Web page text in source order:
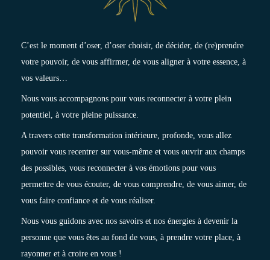
C’est le moment d’oser, d’oser choisir, de décider, de (re)prendre
votre pouvoir, de vous affirmer, de vous aligner à votre essence, à
vos valeurs…
Nous vous accompagnons pour vous reconnecter à votre plein
potentiel, à votre pleine puissance.
A travers cette transformation intérieure, profonde, vous allez
pouvoir vous recentrer sur vous-même et vous ouvrir aux champs
des possibles, vous reconnecter à vos émotions pour vous
permettre de vous écouter, de vous comprendre, de vous aimer, de
vous faire confiance et de vous réaliser.
Nous vous guidons avec nos savoirs et nos énergies à devenir la
personne que vous êtes au fond de vous, à prendre votre place, à
rayonner et à croire en vous !